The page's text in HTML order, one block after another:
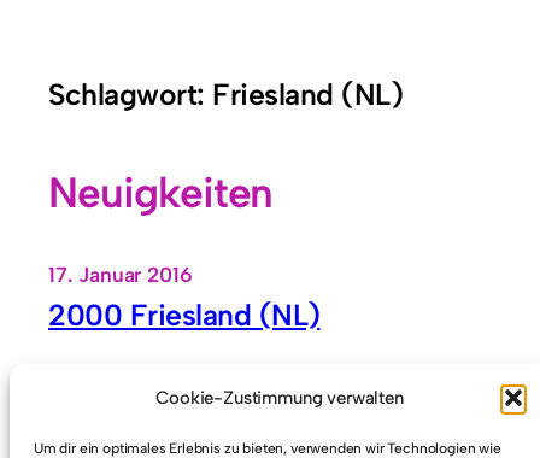
Cookie-Zustimmung verwalten
Um dir ein optimales Erlebnis zu bieten, verwenden wir Technologien wie
Schlagwort: Friesland (NL)
Neuigkeiten
17. Januar 2016
2000 Friesland (NL)